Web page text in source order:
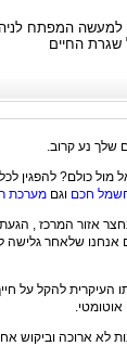
המפתח
שגרת החיים
מול כולם? להפגין
חכם וגם מערכת
אזור המרכז ,
להקל על
לא ארוכה וביקוש